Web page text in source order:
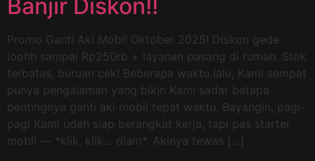
Banjir Diskon!!
Promo Ganti Aki Mobil Oktober 2025! Diskon gede
loohh sampai Rp250rb + layanan pasang di rumah. Stok
terbatas, buruan cek! Beberapa waktu lalu, Kami sempat
punya pengalaman yang bikin Kami sadar betapa
pentingnya ganti aki mobil tepat waktu. Bayangin, pagi-
pagi Kami udah siap berangkat kerja, tapi pas starter
mobil — *klik, klik… diam*. Akinya tewas […]